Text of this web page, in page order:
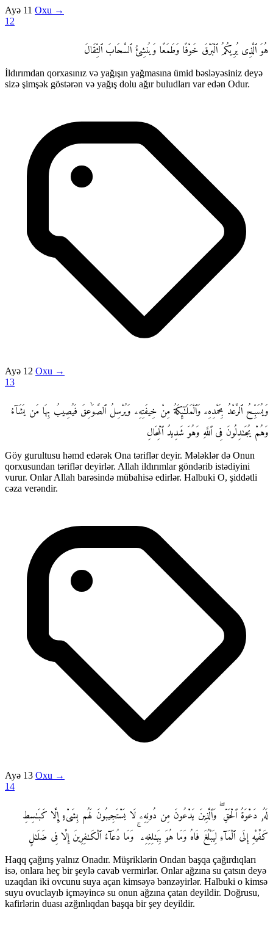
Ayə 11 Oxu →
12
هُوَ ٱلَّذِى يُرِيكُمُ ٱلْبَرْقَ خَوْفًا وَطَمَعًا وَيُنشِئُ ٱلسَّحَابَ ٱلثِّقَالَ
İldırımdan qorxasınız və yağışın yağmasına ümid bəsləyəsiniz deyə
sizə şimşək göstərən və yağış dolu ağır buludları var edən Odur.
Ayə 12 Oxu →
13
وَيُسَبِّحُ ٱلرَّعْدُ بِحَمْدِهِۦ وَٱلْمَلَـٰٓئِكَةُ مِنْ خِيفَتِهِۦ وَيُرْسِلُ ٱلصَّوَٰعِقَ فَيُصِيبُ بِهَا مَن يَشَآءُ
وَهُمْ يُجَـٰدِلُونَ فِى ٱللَّهِ وَهُوَ شَدِيدُ ٱلْمِحَالِ
Göy gurultusu həmd edərək Ona təriflər deyir. Mələklər də Onun
qorxusundan təriflər deyirlər. Allah ildırımlar göndərib istədiyini
vurur. Onlar Allah barəsində mübahisə edirlər. Halbuki O, şiddətli
cəza verəndir.
Ayə 13 Oxu →
14
لَهُۥ دَعْوَةُ ٱلْحَقِّ ۖ وَٱلَّذِينَ يَدْعُونَ مِن دُونِهِۦ لَا يَسْتَجِيبُونَ لَهُم بِشَىْءٍ إِلَّا كَبَـٰسِطِ
كَفَّيْهِ إِلَى ٱلْمَآءِ لِيَبْلُغَ فَاهُ وَمَا هُوَ بِبَـٰلِغِهِۦ ۚ وَمَا دُعَآءُ ٱلْكَـٰفِرِينَ إِلَّا فِى ضَلَـٰلٍ
Haqq çağırış yalnız Onadır. Müşriklərin Ondan başqa çağırdıqları
isə, onlara heç bir şeylə cavab vermirlər. Onlar ağzına su çatsın deyə
uzaqdan iki ovcunu suya açan kimsəyə bənzəyirlər. Halbuki o kimsə
suyu ovuclayıb içməyincə su onun ağzına çatan deyildir. Doğrusu,
kafirlərin duası azğınlıqdan başqa bir şey deyildir.